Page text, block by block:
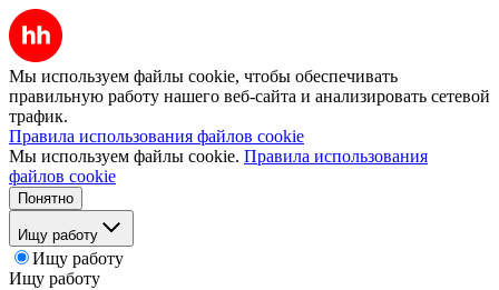
Мы используем файлы cookie, чтобы обеспечивать
правильную работу нашего веб-сайта и анализировать сетевой
трафик.
Правила использования файлов cookie
Мы используем файлы cookie. Правила использования
файлов cookie
Понятно
Ищу работу
Ищу работу
Ищу работу